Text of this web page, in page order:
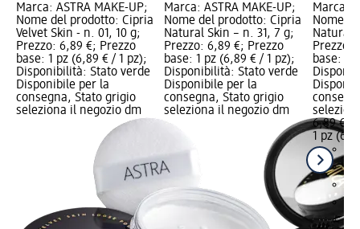
Marca: ASTRA MAKE-UP;
Nome del prodotto: Cipria
Velvet Skin - n. 01, 10 g;
Prezzo: 6,89 €; Prezzo
base: 1 pz (6,89 € / 1 pz);
Disponibilità: Stato verde
Disponibile per la
consegna, Stato grigio
seleziona il negozio dm
Marca: ASTRA MAKE-UP;
Nome del prodotto: Cipria
Natural Skin – n. 31, 7 g;
Prezzo: 6,89 €; Prezzo
base: 1 pz (6,89 € / 1 pz);
Disponibilità: Stato verde
Disponibile per la
consegna, Stato grigio
seleziona il negozio dm
Marca:
Nome
Natural
Prezzo:
base: 1
6,89 €
1 pz